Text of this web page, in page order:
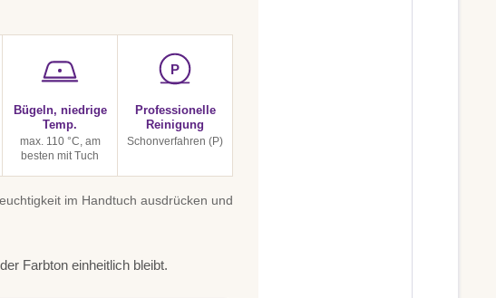
Bügeln, niedrige
Temp.
max. 110 °C, am
besten mit Tuch
P
Professionelle
Reinigung
Schonverfahren (P)
im Handtuch ausdrücken und
Farbton einheitlich bleibt.